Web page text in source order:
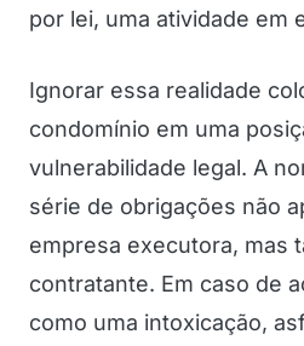
por lei, uma atividade em
Ignorar essa realidade
condomínio em uma
vulnerabilidade legal. A
série de obrigações não
empresa executora, mas
contratante. Em caso de
como uma intoxicação,